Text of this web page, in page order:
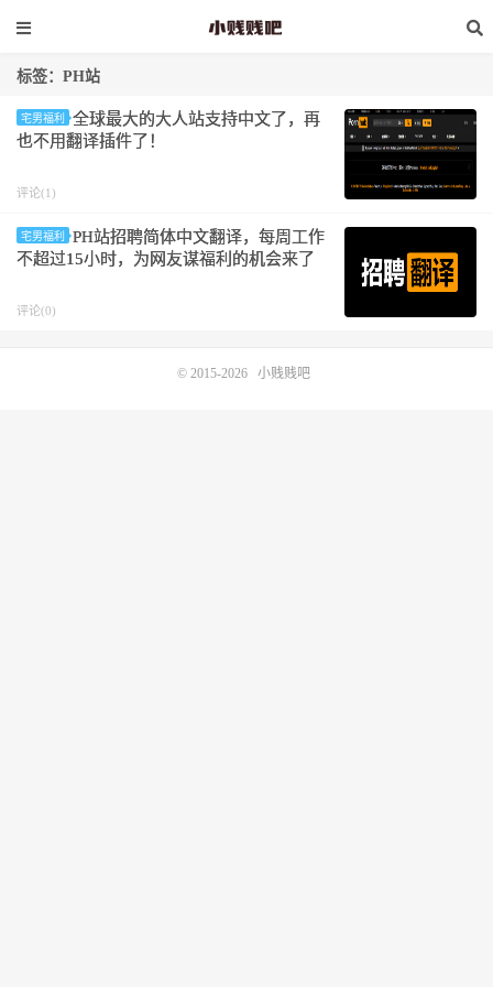
标签：PH站
宅男福利
全球最大的大人站支持中文了，再
也不用翻译插件了！
评论(1)
宅男福利
PH站招聘简体中文翻译，每周工作
不超过15小时，为网友谋福利的机会来了
评论(0)
© 2015-2026 小贱贱吧